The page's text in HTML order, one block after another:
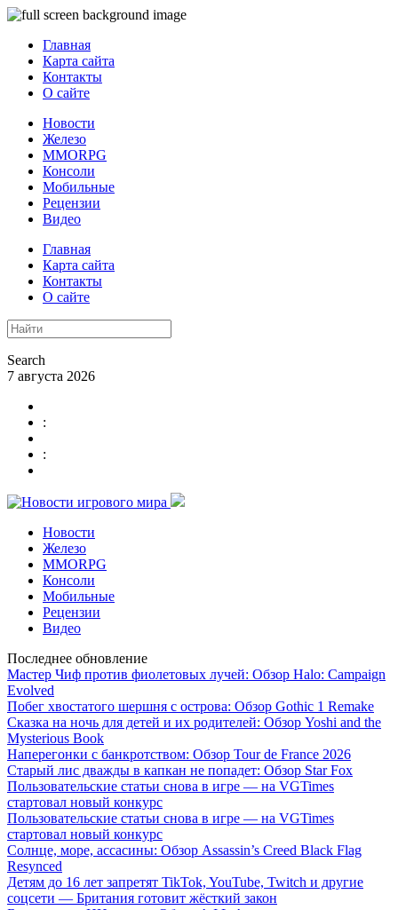
Главная
Карта сайта
Контакты
О сайте
Новости
Железо
MMORPG
Консоли
Мобильные
Рецензии
Видео
Главная
Карта сайта
Контакты
О сайте
Search
7 августа 2026
:
:
Новости
Железо
MMORPG
Консоли
Мобильные
Рецензии
Видео
Последнее обновление
Мастер Чиф против фиолетовых лучей: Обзор Halo: Campaign
Evolved
Побег хвостатого шершня с острова: Обзор Gothic 1 Remake
Сказка на ночь для детей и их родителей: Обзор Yoshi and the
Mysterious Book
Наперегонки с банкротством: Обзор Tour de France 2026
Старый лис дважды в капкан не попадет: Обзор Star Fox
Пользовательские статьи снова в игре — на VGTimes
стартовал новый конкурс
Пользовательские статьи снова в игре — на VGTimes
стартовал новый конкурс
Солнце, море, ассасины: Обзор Assassin’s Creed Black Flag
Resynced
Детям до 16 лет запретят TikTok, YouTube, Twitch и другие
соцсети — Британия готовит жёсткий закон